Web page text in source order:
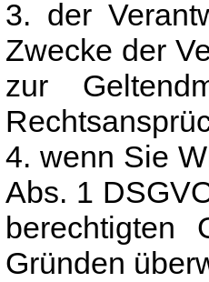
3. der
Zwecke der
zur
4. wenn Sie
Abs. 1
berechtigten
Gründen